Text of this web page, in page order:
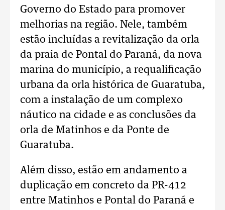
Governo do Estado para promover
melhorias na região. Nele, também
estão incluídas a revitalização da orla
da praia de Pontal do Paraná, da nova
marina do município, a requalificação
urbana da orla histórica de Guaratuba,
com a instalação de um complexo
náutico na cidade e as conclusões da
orla de Matinhos e da Ponte de
Guaratuba.
Além disso, estão em andamento a
duplicação em concreto da PR-412
entre Matinhos e Pontal do Paraná e